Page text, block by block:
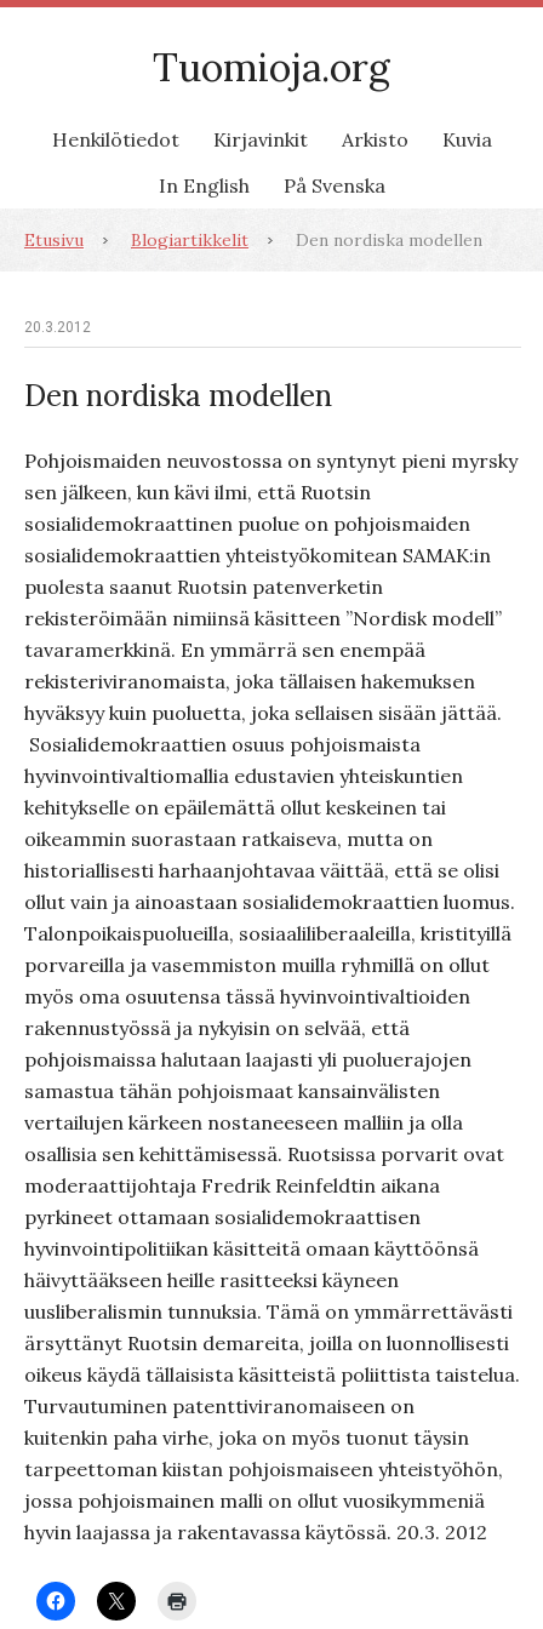
Tuomioja.org
Henkilötiedot Kirjavinkit Arkisto
Kuvia
In English
På Svenska
Etusivu Blogiartikkelit Den nordiska modellen
20.3.2012
Den nordiska modellen
Pohjoismaiden neuvostossa on syntynyt pieni myrsky
sen jälkeen, kun kävi ilmi, että Ruotsin
sosialidemokraattinen puolue on pohjoismaiden
sosialidemokraattien yhteistyökomitean SAMAK:in
puolesta saanut Ruotsin patenverketin
rekisteröimään nimiinsä käsitteen ”Nordisk modell”
tavaramerkkinä. En ymmärrä sen enempää
rekisteriviranomaista, joka tällaisen hakemuksen
hyväksyy kuin puoluetta, joka sellaisen sisään jättää.
Sosialidemokraattien osuus pohjoismaista
hyvinvointivaltiomallia edustavien yhteiskuntien
kehitykselle on epäilemättä ollut keskeinen tai
oikeammin suorastaan ratkaiseva, mutta on
historiallisesti harhaanjohtavaa väittää, että se olisi
ollut vain ja ainoastaan sosialidemokraattien luomus.
Talonpoikaispuolueilla, sosiaaliliberaaleilla, kristityillä
porvareilla ja vasemmiston muilla ryhmillä on ollut
myös oma osuutensa tässä hyvinvointivaltioiden
rakennustyössä ja nykyisin on selvää, että
pohjoismaissa halutaan laajasti yli puoluerajojen
samastua tähän pohjoismaat kansainvälisten
vertailujen kärkeen nostaneeseen malliin ja olla
osallisia sen kehittämisessä. Ruotsissa porvarit ovat
moderaattijohtaja Fredrik Reinfeldtin aikana
pyrkineet ottamaan sosialidemokraattisen
hyvinvointipolitiikan käsitteitä omaan käyttöönsä
häivyttääkseen heille rasitteeksi käyneen
uusliberalismin tunnuksia. Tämä on ymmärrettävästi
ärsyttänyt Ruotsin demareita, joilla on luonnollisesti
oikeus käydä tällaisista käsitteistä poliittista taistelua.
Turvautuminen patenttiviranomaiseen on
kuitenkin paha virhe, joka on myös tuonut täysin
tarpeettoman kiistan pohjoismaiseen yhteistyöhön,
jossa pohjoismainen malli on ollut vuosikymmeniä
hyvin laajassa ja rakentavassa käytössä. 20.3. 2012